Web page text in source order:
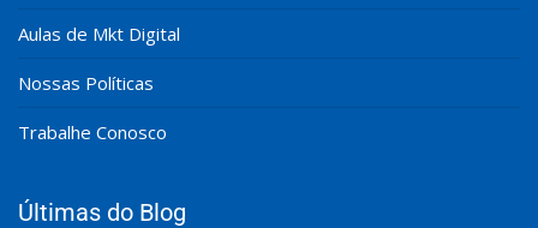
Aulas de Mkt Digital
Nossas Políticas
Trabalhe Conosco
Últimas do Blog